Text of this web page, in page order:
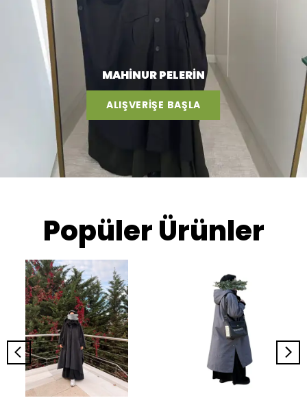
MAHİNUR PELERİN
ALIŞVERİŞE BAŞLA
Popüler Ürünler